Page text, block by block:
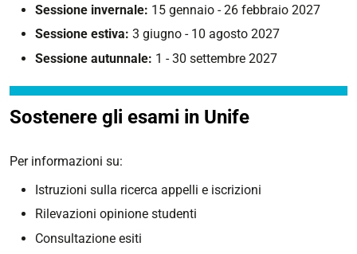
Sessione invernale: 15 gennaio - 26 febbraio 2027
Sessione estiva: 3 giugno - 10 agosto 2027
Sessione autunnale: 1 - 30 settembre 2027
Sostenere gli esami in Unife
Per informazioni su:
Istruzioni sulla ricerca appelli e iscrizioni
Rilevazioni opinione studenti
Consultazione esiti